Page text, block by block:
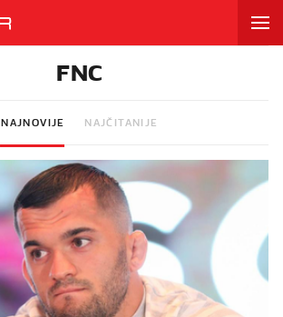
FNC
NAJNOVIJE NAJČITANIJE